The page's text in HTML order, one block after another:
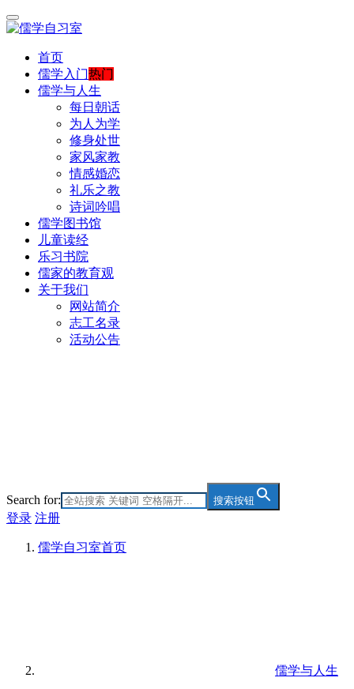
首页
儒学入门热门
儒学与人生
每日朝话
为人为学
修身处世
家风家教
情感婚恋
礼乐之教
诗词吟唱
儒学图书馆
儿童读经
乐习书院
儒家的教育观
关于我们
网站简介
志工名录
活动公告
Search for: 搜索按钮
登录 注册
儒学自习室首页
儒学与人生